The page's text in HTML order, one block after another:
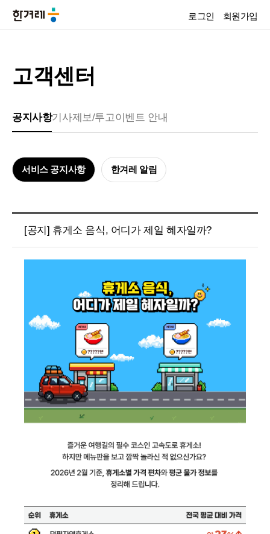
로그인 회원가입
고객센터
공지사항기사제보/투고이벤트 안내
서비스 공지사항 한겨레 알림
[공지] 휴게소 음식, 어디가 제일 혜자일까?